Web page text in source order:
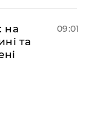
на
та
09:01